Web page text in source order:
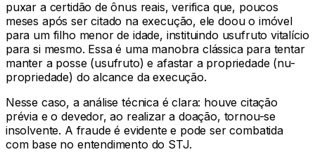
puxar a certidão de ônus reais, verifica que, poucos
meses após ser citado na execução, ele doou o imóvel
para um filho menor de idade, instituindo usufruto vitalício
para si mesmo. Essa é uma manobra clássica para tentar
manter a posse (usufruto) e afastar a propriedade (nu-
propriedade) do alcance da execução.
Nesse caso, a análise técnica é clara: houve citação
prévia e o devedor, ao realizar a doação, tornou-se
insolvente. A fraude é evidente e pode ser combatida
com base no entendimento do STJ.